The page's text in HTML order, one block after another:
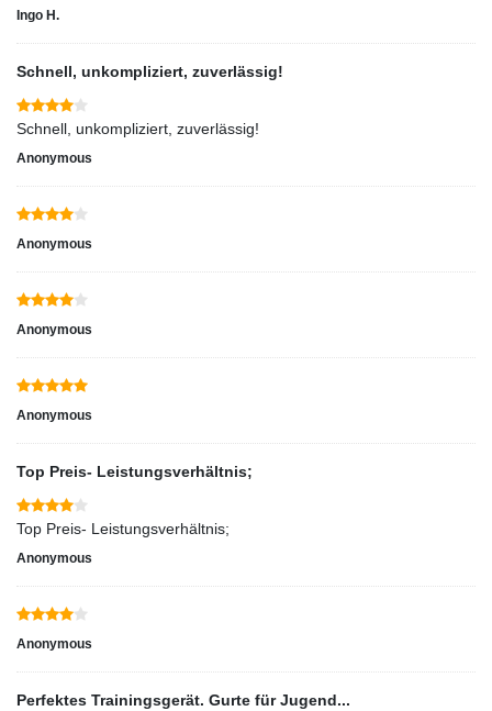
Ingo H.
Schnell, unkompliziert, zuverlässig!
Schnell, unkompliziert, zuverlässig!
Anonymous
Anonymous
Anonymous
Anonymous
Top Preis- Leistungsverhältnis;
Top Preis- Leistungsverhältnis;
Anonymous
Anonymous
Perfektes Trainingsgerät. Gurte für Jugend...